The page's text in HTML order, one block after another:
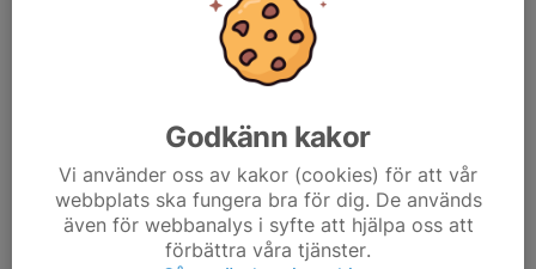
Godkänn kakor
Vi använder oss av kakor (cookies) för att vår
webbplats ska fungera bra för dig. De används
även för webbanalys i syfte att hjälpa oss att
förbättra våra tjänster.